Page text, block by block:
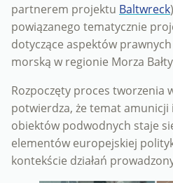
partnerem projektu Baltwreck
powiązanego tematycznie
dotyczące aspektów
morską w regionie Morza
Rozpoczęty proces tworzenia
potwierdza, że temat amunicji
obiektów podwodnych staje
elementów europejskiej
kontekście działań